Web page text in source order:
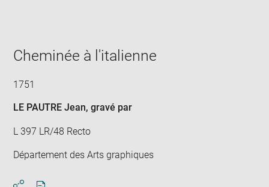
window
Cheminée à l'italienne
1751
LE PAUTRE Jean, gravé par
L 397 LR/48 Recto
Département des Arts graphiques